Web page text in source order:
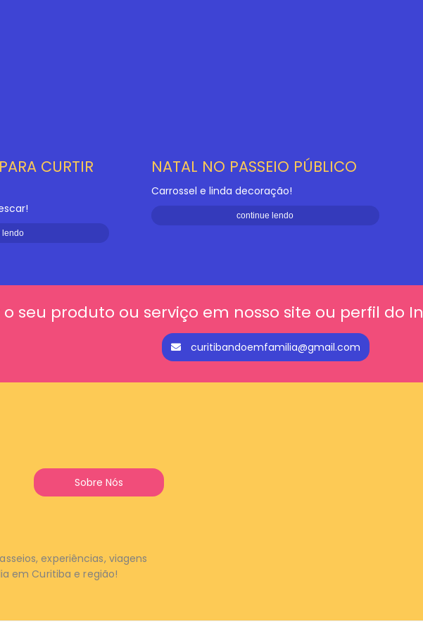
CURTIR
lendo
NATAL NO PASSEIO PÚBLICO
Carrossel e linda decoração!
continue lendo
seu produto ou serviço em nosso site ou perfil do
curitibandoemfamilia@gmail.com
Sobre Nós
experiências, viagens
em Curitiba e região!